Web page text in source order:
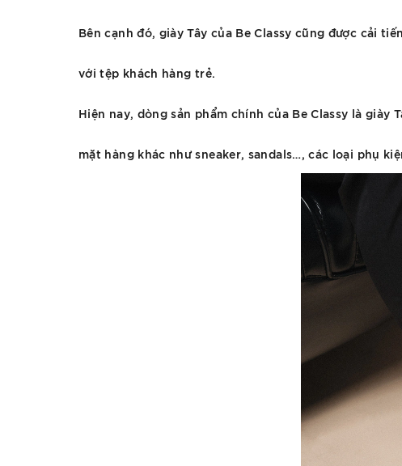
Bên cạnh đó, giày Tây của Be Classy cũng được cải
với tệp khách hàng trẻ.
Hiện nay, dòng sản phẩm chính của Be Classy là
mặt hàng khác như sneaker, sandals…, các loại phụ